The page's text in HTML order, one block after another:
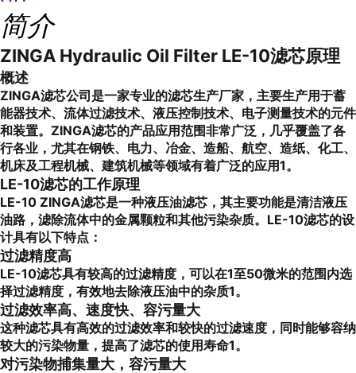
简介
ZINGA Hydraulic Oil Filter LE-10滤芯原理
概述
ZINGA滤芯公司是一家专业的滤芯生产厂家，主要生产用于蓄
能器技术、流体过滤技术、液压控制技术、电子测量技术的元件
和装置。ZINGA滤芯的产品应用范围非常广泛，几乎覆盖了各
行各业，尤其在钢铁、电力、冶金、造船、航空、造纸、化工、
机床及工程机械、建筑机械等领域有着广泛的应用1。
LE-10滤芯的工作原理
LE-10 ZINGA滤芯是一种液压油滤芯，其主要功能是清洁液压
油路，滤除流体中的金属颗粒和其他污染杂质。LE-10滤芯的设
计具有以下特点：
过滤精度高
LE-10滤芯具有较高的过滤精度，可以在1至50微米的范围内选
择过滤精度，有效地去除液压油中的杂质1。
过滤效率高、速度快、容污量大
这种滤芯具有高效的过滤效率和较快的过滤速度，同时能够容纳
较大的污染物量，提高了滤芯的使用寿命1。
对污染物捕集量大，容污量大